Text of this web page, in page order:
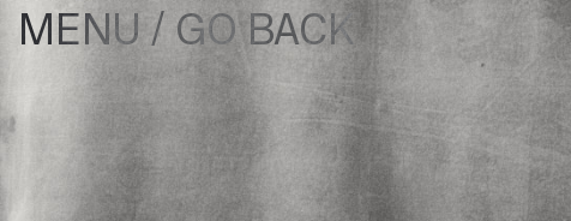
MENU / GO BACK